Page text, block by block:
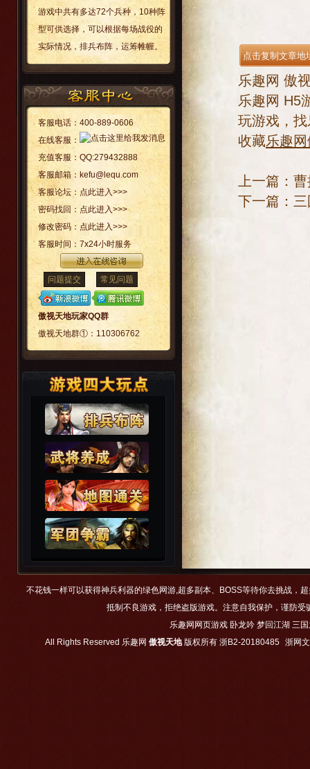
游戏中共有多达72个兵种，10种阵
型可供选择，可以根据每场战役的
实际情况，排兵布阵，运筹帷幄。
客服电话： 400-889-0606
在线客服：
充值客服： QQ:279432888
客服邮箱： kefu@lequ.com
客服论坛： 点此进入>>>
密码找回： 点此进入>>>
修改密码： 点此进入>>>
客服时间： 7x24小时服务
问题提交 常见问题
傲视天地玩家QQ群
傲视天地群①： 110306762
乐趣网 傲
乐趣网 H5
玩游戏，
收藏乐趣
上一篇：
下一篇：
不花钱一样可以获得神兵利器的绿色网游,超多副本、BOSS等待你去挑战，
抵制不良游戏，拒绝盗版游戏。注意自我保护，谨防
乐趣网网页游戏 卧龙吟 梦回江湖 三
All Rights Reserved 乐趣网 傲视天地版权所有 浙B2-20180485 浙网